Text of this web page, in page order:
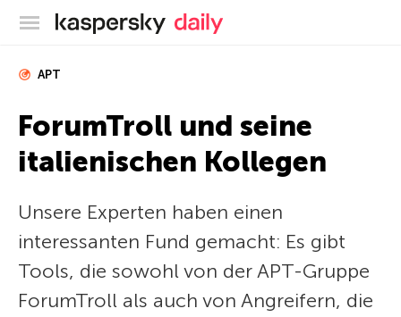
Offizieller Blog von Kaspersky
APT
ForumTroll und seine
italienischen Kollegen
Unsere Experten haben einen
interessanten Fund gemacht: Es gibt
Tools, die sowohl von der APT-Gruppe
ForumTroll als auch von Angreifern, die